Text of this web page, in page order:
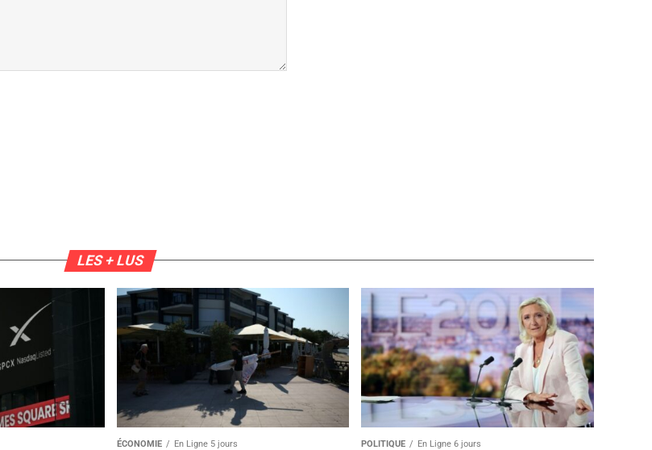
LES + LUS
ÉCONOMIE En Ligne 5 jours POLITIQUE En Ligne 6 jours